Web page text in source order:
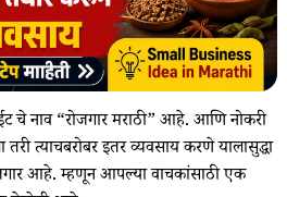
चे नाव “रोजगार मराठी” आहे. आणि नोकरी
त्याचबरोबर इतर व्यवसाय करणे यालासुद्धा
आहे. म्हणून आपल्या वाचकांसाठी एक